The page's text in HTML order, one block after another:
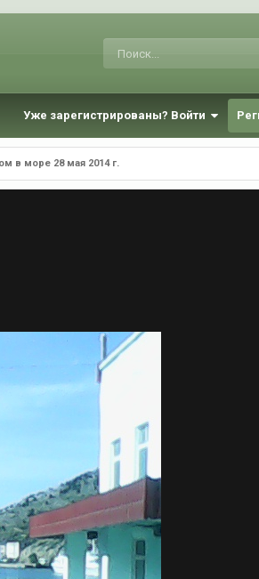
Уже зарегистрированы? Войти
в море 28 мая 2014 г.